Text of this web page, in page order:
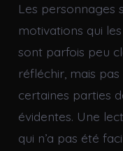
Les personnages
motivations qui
sont parfois peu
réfléchir, mais
certaines parties
évidentes. Une
qui n’a pas été